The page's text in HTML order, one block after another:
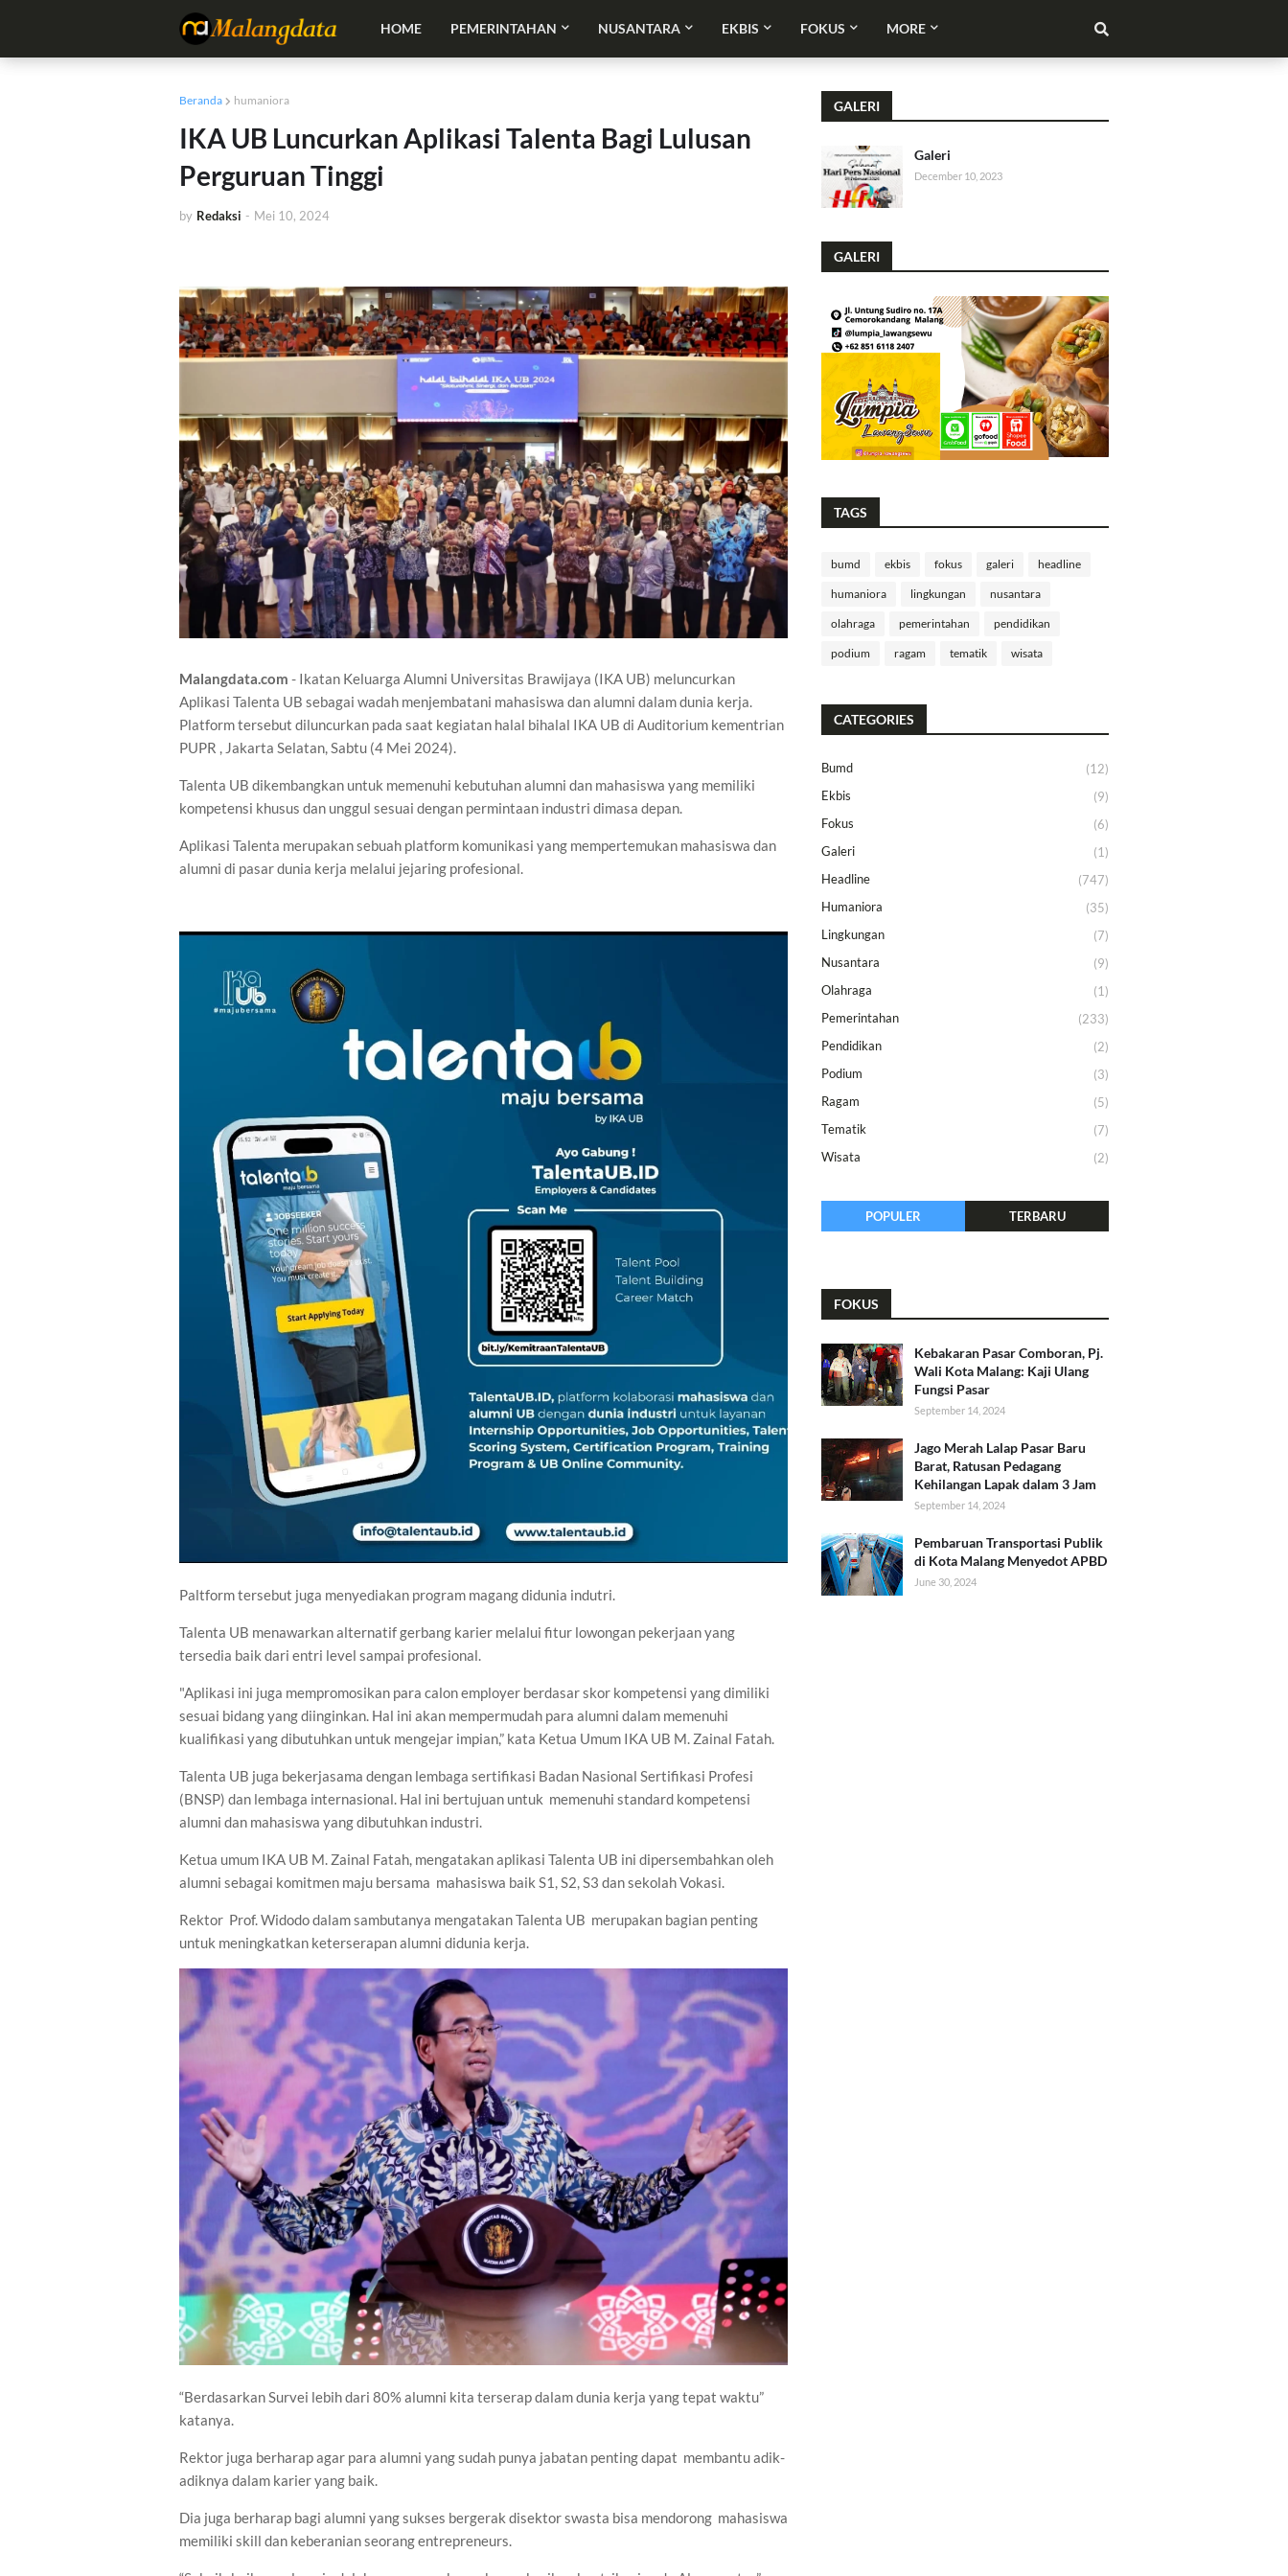
HOME PEMERINTAHAN NUSANTARA EKBIS FOKUS MORE
Beranda humaniora
IKA UB Luncurkan Aplikasi Talenta Bagi Lulusan
Perguruan Tinggi
by Redaksi - Mei 10, 2024
Malangdata.com - Ikatan Keluarga Alumni Universitas Brawijaya (IKA UB) meluncurkan
Aplikasi Talenta UB sebagai wadah menjembatani mahasiswa dan alumni dalam dunia kerja.
Platform tersebut diluncurkan pada saat kegiatan halal bihalal IKA UB di Auditorium kementrian
PUPR , Jakarta Selatan, Sabtu (4 Mei 2024).
Talenta UB dikembangkan untuk memenuhi kebutuhan alumni dan mahasiswa yang memiliki
kompetensi khusus dan unggul sesuai dengan permintaan industri dimasa depan.
Aplikasi Talenta merupakan sebuah platform komunikasi yang mempertemukan mahasiswa dan
alumni di pasar dunia kerja melalui jejaring profesional.
Paltform tersebut juga menyediakan program magang didunia indutri.
Talenta UB menawarkan alternatif gerbang karier melalui fitur lowongan pekerjaan yang
tersedia baik dari entri level sampai profesional.
"Aplikasi ini juga mempromosikan para calon employer berdasar skor kompetensi yang dimiliki
sesuai bidang yang diinginkan. Hal ini akan mempermudah para alumni dalam memenuhi
kualifikasi yang dibutuhkan untuk mengejar impian,” kata Ketua Umum IKA UB M. Zainal Fatah.
Talenta UB juga bekerjasama dengan lembaga sertifikasi Badan Nasional Sertifikasi Profesi
(BNSP) dan lembaga internasional. Hal ini bertujuan untuk memenuhi standard kompetensi
alumni dan mahasiswa yang dibutuhkan industri.
Ketua umum IKA UB M. Zainal Fatah, mengatakan aplikasi Talenta UB ini dipersembahkan oleh
alumni sebagai komitmen maju bersama mahasiswa baik S1, S2, S3 dan sekolah Vokasi.
Rektor Prof. Widodo dalam sambutanya mengatakan Talenta UB merupakan bagian penting
untuk meningkatkan keterserapan alumni didunia kerja.
“Berdasarkan Survei lebih dari 80% alumni kita terserap dalam dunia kerja yang tepat waktu”
katanya.
Rektor juga berharap agar para alumni yang sudah punya jabatan penting dapat membantu adik-
adiknya dalam karier yang baik.
Dia juga berharap bagi alumni yang sukses bergerak disektor swasta bisa mendorong mahasiswa
memiliki skill dan keberanian seorang entrepreneurs.
GALERI
Galeri
December 10, 2023
GALERI
TAGS
bumd ekbis fokus galeri headline
humaniora lingkungan nusantara
olahraga pemerintahan pendidikan
podium ragam tematik wisata
CATEGORIES
Bumd
(12)
Ekbis
(9)
Fokus
(6)
Galeri
(1)
Headline
(747)
Humaniora
(35)
Lingkungan
(7)
Nusantara
(9)
Olahraga
(1)
Pemerintahan
(233)
Pendidikan
(2)
Podium
(3)
Ragam
(5)
Tematik
(7)
Wisata
(2)
POPULER TERBARU
FOKUS
Kebakaran Pasar Comboran, Pj.
Wali Kota Malang: Kaji Ulang
Fungsi Pasar
September 14, 2024
Jago Merah Lalap Pasar Baru
Barat, Ratusan Pedagang
Kehilangan Lapak dalam 3 Jam
September 14, 2024
Pembaruan Transportasi Publik
di Kota Malang Menyedot APBD
June 30, 2024